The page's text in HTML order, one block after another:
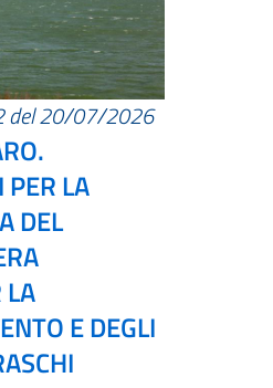
del 20/07/2026
PER LA
DEL
E DEGLI